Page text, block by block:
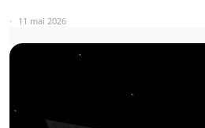
11 mai 2026